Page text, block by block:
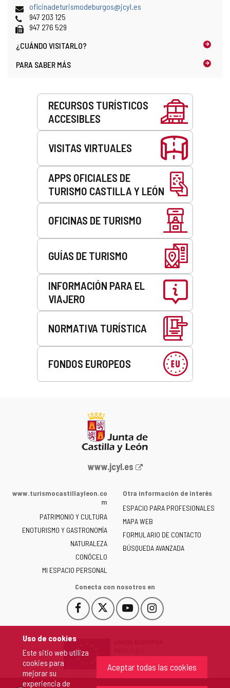
Uso de cookies
Este sitio web utiliza
cookies para
mejorar su
experiencia de
Aceptar todas las cookies
Dirección
de
correo
electrónico
oficinadeturismodeburgos@jcyl.es
Teléfonos
947 203 125
Fax 947 276 529
¿CUÁNDO VISITARLO?
PARA SABER MÁS
RECURSOS TURÍSTICOS
ACCESIBLES
VISITAS VIRTUALES
APPS OFICIALES DE
TURISMO CASTILLA Y LEÓN
OFICINAS DE TURISMO
GUÍAS DE TURISMO
INFORMACIÓN PARA EL
VIAJERO
NORMATIVA TURÍSTICA
FONDOS EUROPEOS
Portal
la
de
Castilla
y
León
-
www.jcyl.es
www.turismocastillayleon.co
m
PATRIMONIO Y CULTURA
ENOTURISMO Y GASTRONOMÍA
NATURALEZA
CONÓCELO
MI ESPACIO PERSONAL
Otra información de interés
ESPACIO PARA PROFESIONALES
MAPA WEB
FORMULARIO DE CONTACTO
BÚSQUEDA AVANZADA
Conecta con nosotros en
Facebook
Este
enlace
en
nueva.
Este
enlace
una
ventana
nueva.
YouTube
Este
enlace
una
nueva.
Instagram
Este
enlace
una
nueva.